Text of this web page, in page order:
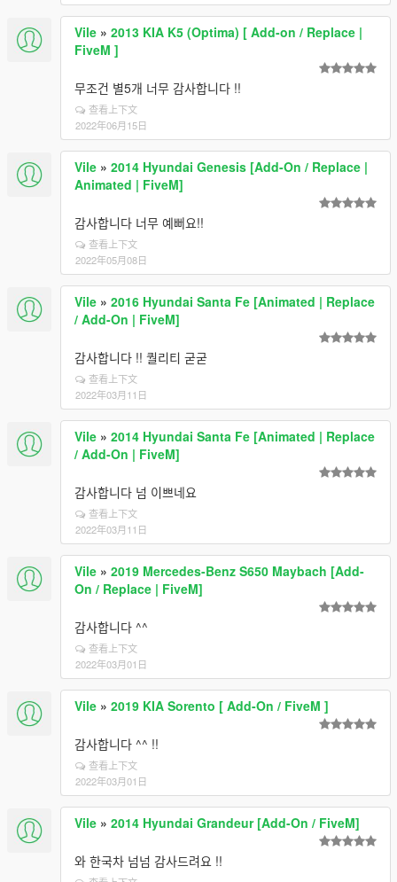
Vile » 2013 KIA K5 (Optima) [ Add-on / Replace |
FiveM ]
무조건 별5개 너무 감사합니다 !!
查看上下文
2022年06月15日
Vile » 2014 Hyundai Genesis [Add-On / Replace |
Animated | FiveM]
감사합니다 너무 예뻐요!!
查看上下文
2022年05月08日
Vile » 2016 Hyundai Santa Fe [Animated | Replace
/ Add-On | FiveM]
감사합니다 !! 퀄리티 굳굳
查看上下文
2022年03月11日
Vile » 2014 Hyundai Santa Fe [Animated | Replace
/ Add-On | FiveM]
감사합니다 넘 이쁘네요
查看上下文
2022年03月11日
Vile » 2019 Mercedes-Benz S650 Maybach [Add-
On / Replace | FiveM]
감사합니다 ^^
查看上下文
2022年03月01日
Vile » 2019 KIA Sorento [ Add-On / FiveM ]
감사합니다 ^^ !!
查看上下文
2022年03月01日
Vile » 2014 Hyundai Grandeur [Add-On / FiveM]
와 한국차 넘넘 감사드려요 !!